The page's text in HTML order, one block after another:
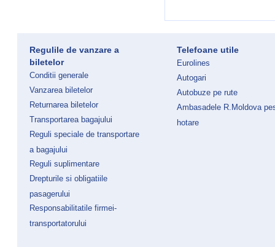
Regulile de vanzare a
biletelor
Conditii generale
Vanzarea biletelor
Returnarea biletelor
Transportarea bagajului
Reguli speciale de transportare
a bagajului
Reguli suplimentare
Drepturile si obligatiile
pasagerului
Responsabilitatile firmei-
transportatorului
Telefoane utile
Eurolines
Autogari
Autobuze pe rute
Ambasadele R.Moldova
hotare